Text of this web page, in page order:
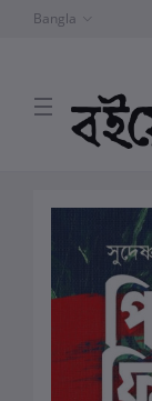
Bangla